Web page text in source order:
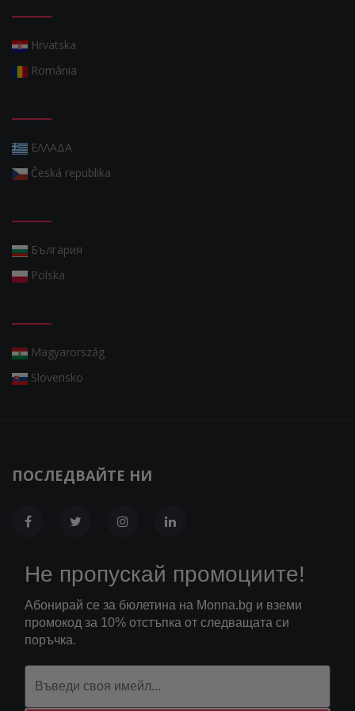
Hrvatska
România
ΕΛΛΑΔΑ
Česká republika
България
Polska
Magyarország
Slovensko
ПОСЛЕДВАЙТЕ НИ
Не пропускай промоциите!
Абонирай се за бюлетина на Monna.bg и вземи
промокод за 10% отстъпка от следващата си
поръчка.